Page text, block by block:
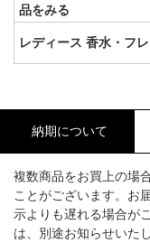
品をみる
レディース 香水・フ
納期について
複数商品をお買上の場
ことがございます。お
示よりも遅れる場合が
は、別途お知らせいた